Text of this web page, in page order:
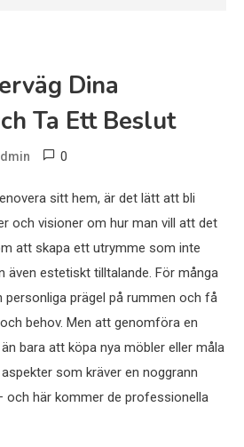
Dina
Ta Ett Beslut
0
sitt hem, är det lätt att bli
och visioner om hur man vill att det
att skapa ett utrymme som inte
även estetiskt tilltalande. För många
prägel på rummen och få
behov. Men att genomföra en
bara att köpa nya möbler eller måla
som kräver en noggrann
och här kommer de professionella